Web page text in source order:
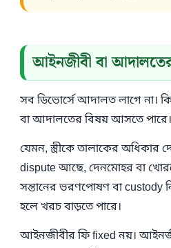
আইনজীবী বা
সব ডিভোর্সে আদালত লাগে না।
বা আদালতের বিষয় আসতে পারে।
যেমন, স্ত্রীকে তালাকের অধিকার
dispute আছে, দেনমোহর বা
সন্তানের ভরণপোষণ বা
হলে খরচ বাড়তে পারে।
আইনজীবীর ফি fixed নয়।